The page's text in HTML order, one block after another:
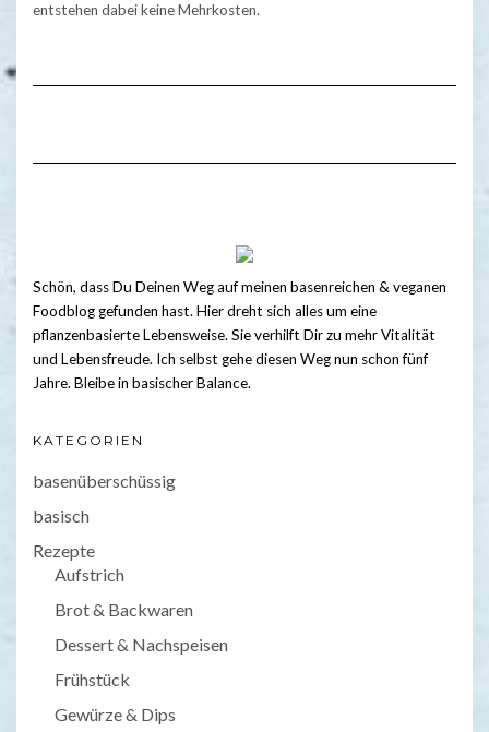
entstehen dabei keine Mehrkosten.
Schön, dass Du Deinen Weg auf meinen basenreichen & veganen
Foodblog gefunden hast. Hier dreht sich alles um eine
pflanzenbasierte Lebensweise. Sie verhilft Dir zu mehr Vitalität
und Lebensfreude. Ich selbst gehe diesen Weg nun schon fünf
Jahre. Bleibe in basischer Balance.
KATEGORIEN
basenüberschüssig
basisch
Rezepte
Aufstrich
Brot & Backwaren
Dessert & Nachspeisen
Frühstück
Gewürze & Dips